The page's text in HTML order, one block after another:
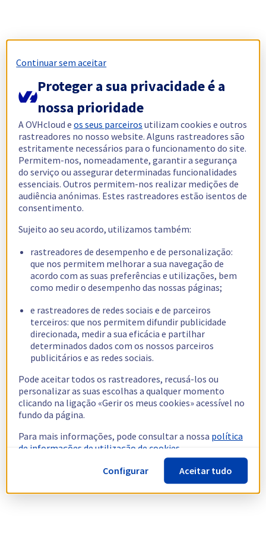
Continuar sem aceitar
Proteger a sua privacidade é a
nossa prioridade
A OVHcloud eos seus parceiros utilizam cookies e outros
rastreadores no nosso website. Alguns rastreadores são
estritamente necessários para o funcionamento do site.
Permitem-nos, nomeadamente, garantir a segurança
do serviço ou assegurar determinadas funcionalidades
essenciais. Outros permitem-nos realizar medições de
audiência anónimas. Estes rastreadores estão isentos de
consentimento.
Sujeito ao seu acordo, utilizamos também:
rastreadores de desempenho e de personalização:
que nos permitem melhorar a sua navegação de
acordo com as suas preferências e utilizações, bem
como medir o desempenho das nossas páginas;
e rastreadores de redes sociais e de parceiros
terceiros: que nos permitem difundir publicidade
direcionada, medir a sua eficácia e partilhar
determinados dados com os nossos parceiros
publicitários e as redes sociais.
Pode aceitar todos os rastreadores, recusá-los ou
personalizar as suas escolhas a qualquer momento
clicando na ligação «Gerir os meus cookies» acessível no
fundo da página.
Para mais informações, pode consultar a nossa política
de informações de utilização de cookies.
Configurar
Aceitar tudo